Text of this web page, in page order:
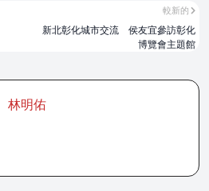
較新的
新北彰化城市交流 侯友宜參訪彰化
博覽會主題館
林明佑